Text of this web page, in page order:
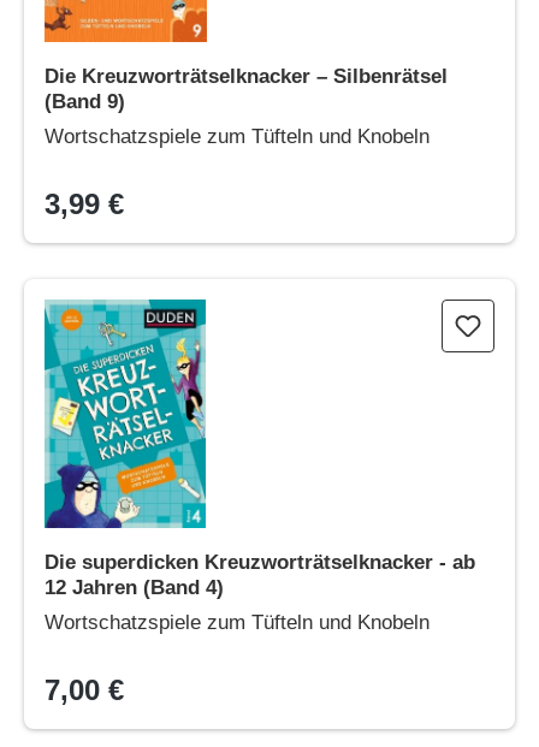
Die Kreuzworträtselknacker – Silbenrätsel
(Band 9)
Wortschatzspiele zum Tüfteln und Knobeln
3,99 €
Die superdicken Kreuzworträtselknacker - ab 12 Jahren (Band
Die superdicken Kreuzworträtselknacker - ab
12 Jahren (Band 4)
Wortschatzspiele zum Tüfteln und Knobeln
7,00 €